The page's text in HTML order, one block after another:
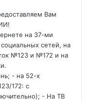
Вам
на 37-ми
сетей, на
№123 и №172 и на
- на 52-х
172: с
- На ТВ